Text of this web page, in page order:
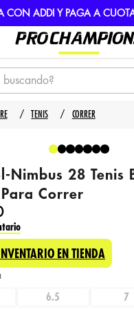
CON ADDI Y PAGA A
TENIS CORRER
Nimbus 28 Tenis
Correr
EN TIENDA
6.5 7